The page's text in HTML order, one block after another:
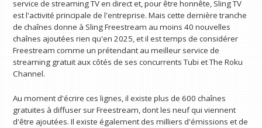
service de streaming TV en direct et, pour être honnête, Sling TV
est l'activité principale de l'entreprise. Mais cette dernière tranche
de chaînes donne à Sling Freestream au moins 40 nouvelles
chaînes ajoutées rien qu'en 2025, et il est temps de considérer
Freestream comme un prétendant au meilleur service de
streaming gratuit aux côtés de ses concurrents Tubi et The Roku
Channel.
Au moment d'écrire ces lignes, il existe plus de 600 chaînes
gratuites à diffuser sur Freestream, dont les neuf qui viennent
d'être ajoutées. Il existe également des milliers d'émissions et de